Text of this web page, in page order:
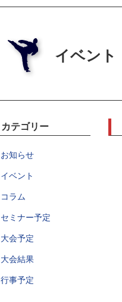
イベント
カテゴリー
お知らせ
イベント
コラム
セミナー予定
大会予定
大会結果
行事予定